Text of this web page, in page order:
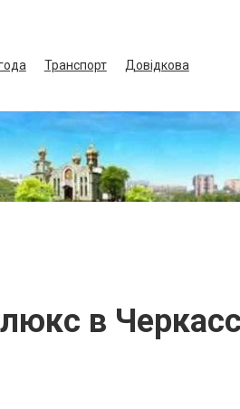
Транспорт
Довідкова
в